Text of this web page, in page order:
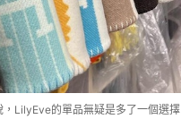
LilyEve的單品無疑是多了一個選擇